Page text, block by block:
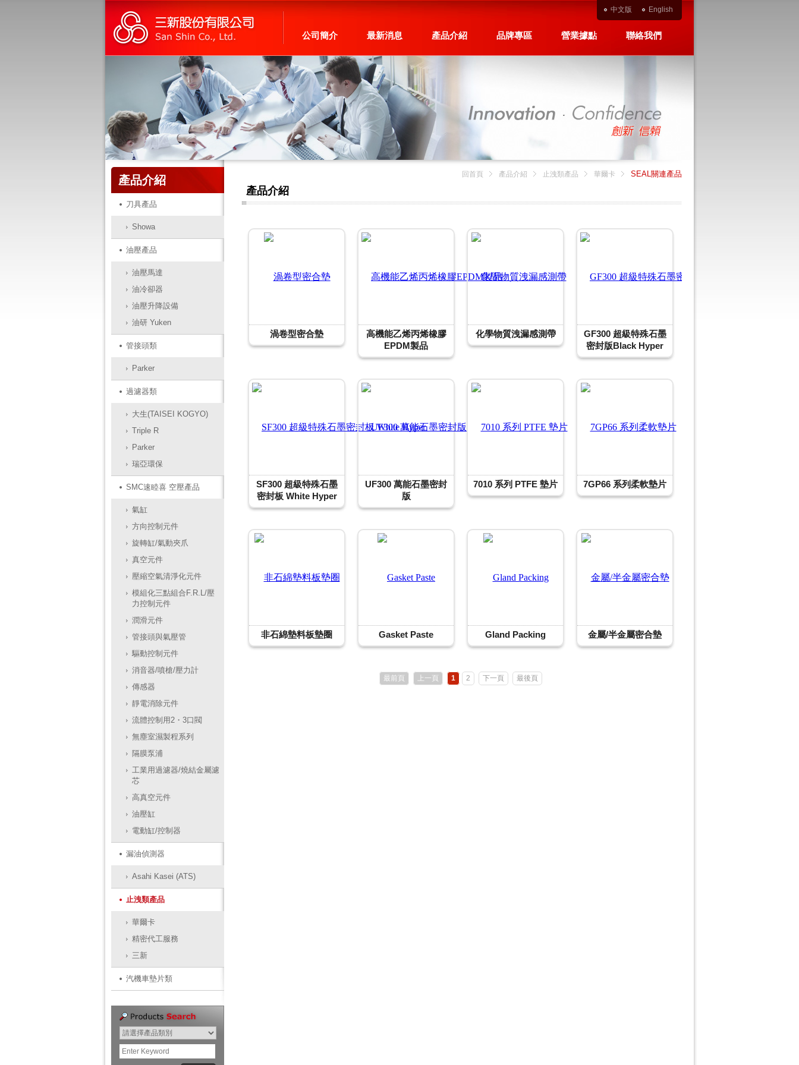
中文版 English
公司簡介 最新消息 產品介紹 品牌專區 營業據點 聯絡我們
產品介紹
刀具產品
Showa
油壓產品
油壓馬達
油冷卻器
油壓升降設備
油研 Yuken
管接頭類
Parker
過濾器類
大生(TAISEI KOGYO)
Triple R
Parker
瑞亞環保
SMC速睦喜 空壓產品
氣缸
方向控制元件
旋轉缸/氣動夾爪
真空元件
壓縮空氣清淨化元件
模組化三點組合F.R.L/壓
力控制元件
潤滑元件
管接頭與氣壓管
驅動控制元件
消音器/噴槍/壓力計
傳感器
靜電消除元件
流體控制用2・3口閥
無塵室濕製程系列
隔膜泵浦
工業用過濾器/燒結金屬濾
芯
高真空元件
油壓缸
電動缸/控制器
漏油偵測器
Asahi Kasei (ATS)
止洩類產品
華爾卡
精密代工服務
三新
汽機車墊片類
回首頁 產品介紹 止洩類產品 華爾卡 SEAL關連產品
產品介紹
渦卷型密合墊
高機能乙烯丙烯橡膠
EPDM製品
化學物質洩漏感測帶
GF300 超級特殊石墨
密封版Black Hyper
SF300 超級特殊石墨
密封板 White Hyper
UF300 萬能石墨密封
版
7010 系列 PTFE 墊片 7GP66 系列柔軟墊片
非石綿墊料板墊圈 Gasket Paste Gland Packing 金屬/半金屬密合墊
最前頁 上一頁 1 2 下一頁 最後頁